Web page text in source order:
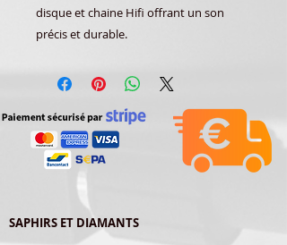
disque et chaine Hifi offrant un son
précis et durable.
SAPHIRS ET DIAMANTS